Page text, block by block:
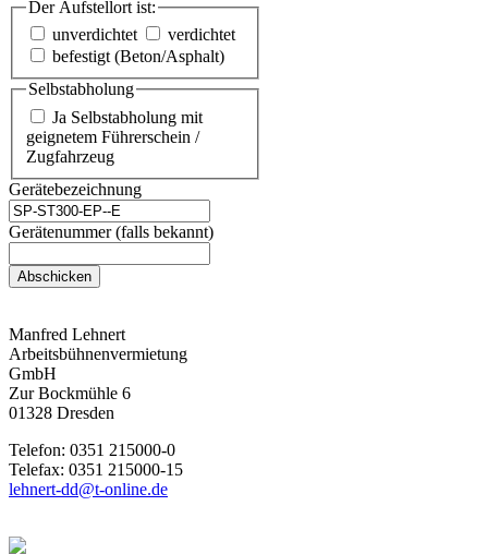
Der Aufstellort ist:
unverdichtet
verdichtet
befestigt (Beton/Asphalt)
Selbstabholung
Ja Selbstabholung mit
geignetem Führerschein /
Zugfahrzeug
Gerätebezeichnung
Gerätenummer (falls bekannt)
Abschicken
Manfred Lehnert
Arbeitsbühnenvermietung
GmbH
Zur Bockmühle 6
01328 Dresden
Telefon: 0351 215000-0
Telefax: 0351 215000-15
lehnert-dd@t-online.de